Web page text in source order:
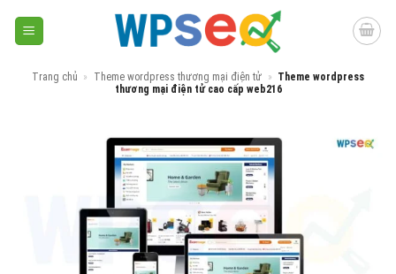
Trang chủ » Theme wordpress thương mại điện tử » Theme wordpress
thương mại điện tử cao cấp web216